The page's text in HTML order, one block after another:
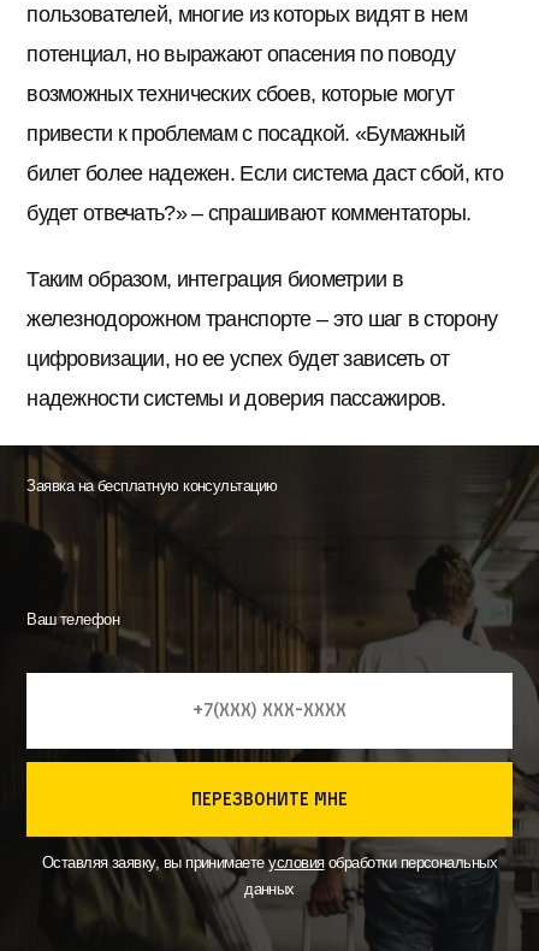
пользователей, многие из которых видят в нем
потенциал, но выражают опасения по поводу
возможных технических сбоев, которые могут
привести к проблемам с посадкой. «Бумажный
билет более надежен. Если система даст сбой, кто
будет отвечать?» – спрашивают комментаторы.
Таким образом, интеграция биометрии в
железнодорожном транспорте – это шаг в сторону
цифровизации, но ее успех будет зависеть от
надежности системы и доверия пассажиров.
Заявка на бесплатную консультацию
Ваш телефон
перезвоните мне
Оставляя заявку, вы принимаетеусловияобработки персональных
данных